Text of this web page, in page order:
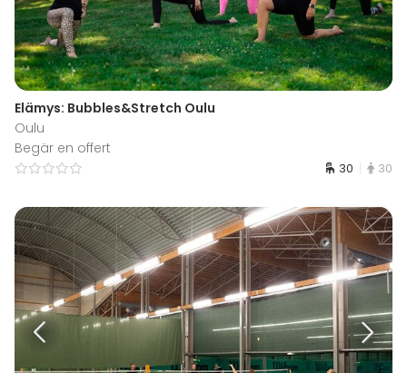
Elämys: Bubbles&Stretch Oulu
Oulu
Begär en offert
30 30